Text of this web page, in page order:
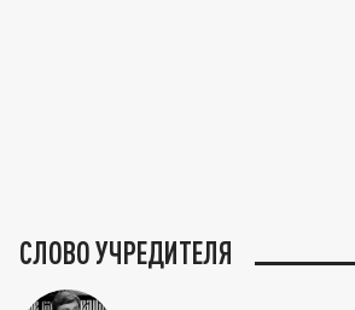
СЛОВО УЧРЕДИТЕЛЯ